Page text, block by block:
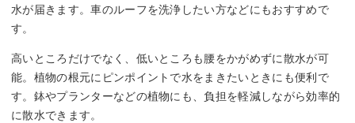
水が届きます。車のルーフを洗浄したい方などにもおすすめで
す。
高いところだけでなく、低いところも腰をかがめずに散水が可
能。植物の根元にピンポイントで水をまきたいときにも便利で
す。鉢やプランターなどの植物にも、負担を軽減しながら効率的
に散水できます。